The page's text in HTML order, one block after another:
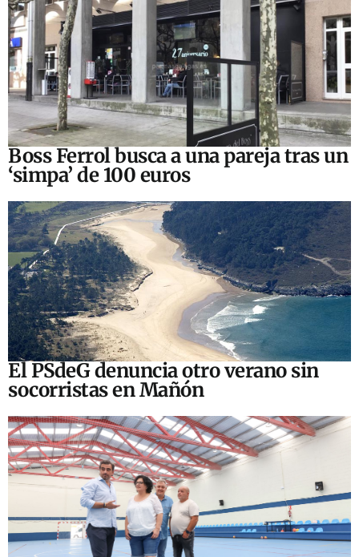
Boss Ferrol busca a una pareja tras un
‘simpa’ de 100 euros
El PSdeG denuncia otro verano sin
socorristas en Mañón